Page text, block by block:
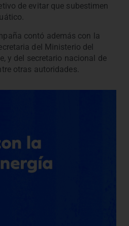
de evitar que subestimen
contó además con la
del Ministerio del
y del secretario nacional de
otras autoridades.